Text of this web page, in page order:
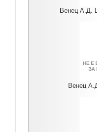
Венец А.Д.
Венец